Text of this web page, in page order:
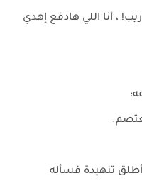
، أنا اللي هادفع إهدي
تنهيدة فسأله